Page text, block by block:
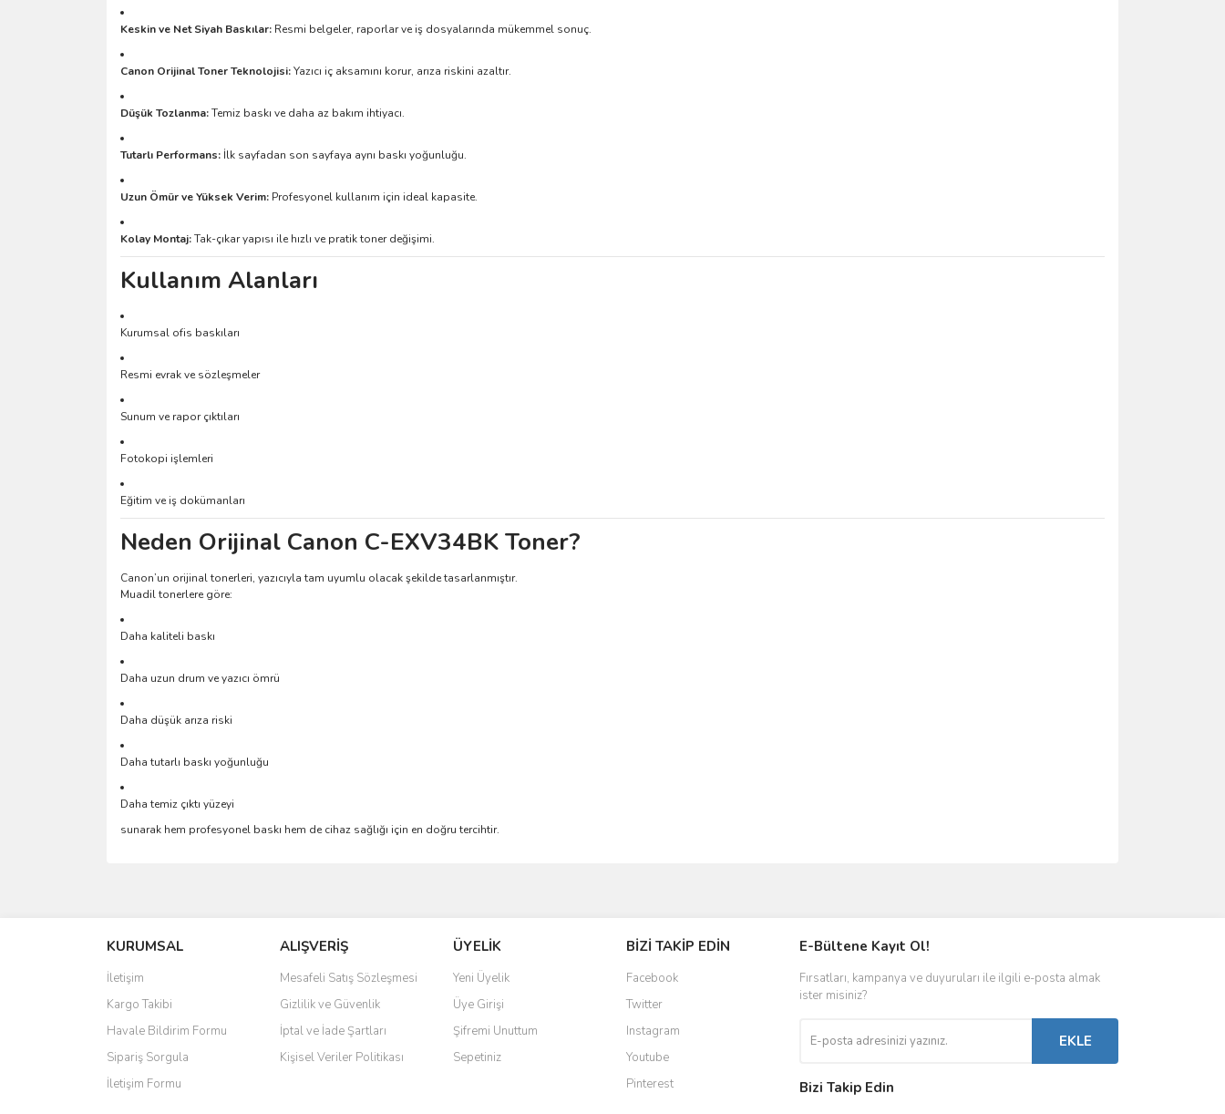
Keskin ve Net Siyah Baskılar: Resmi belgeler, raporlar ve iş dosyalarında mükemmel sonuç.
Canon Orijinal Toner Teknolojisi:Yazıcı iç aksamını korur, arıza riskini azaltır.
Düşük Tozlanma:Temiz baskı ve daha az bakım ihtiyacı.
Tutarlı Performans: İlk sayfadan son sayfaya aynı baskı yoğunluğu.
Uzun Ömür ve Yüksek Verim: Profesyonel kullanım için ideal kapasite.
Kolay Montaj:Tak-çıkar yapısı ile hızlı ve pratik toner değişimi.
Kullanım Alanları
Kurumsal ofis baskıları
Resmi evrak ve sözleşmeler
Sunum ve rapor çıktıları
Fotokopi işlemleri
Eğitim ve iş dokümanları
Neden Orijinal Canon C-EXV34BK Toner?
Canon’un orijinal tonerleri, yazıcıyla tam uyumlu olacak şekilde tasarlanmıştır.
Muadil tonerlere göre:
Daha kaliteli baskı
Daha uzun drum ve yazıcı ömrü
Daha düşük arıza riski
Daha tutarlı baskı yoğunluğu
Daha temiz çıktı yüzeyi
sunarak hem profesyonel baskı hem de cihaz sağlığı için en doğru tercihtir.
Ürün resmi kalitesiz, bozuk veya görüntülenemiyor.
Ürün açıklamasında eksik bilgiler bulunuyor.
Ürün bilgilerinde hatalar bulunuyor.
Ürün fiyatı diğer sitelerden daha pahalı.
Bu ürüne benzer farklı alternatifler olmalı.
KURUMSAL
İletişim
Kargo Takibi
Havale Bildirim Formu
Sipariş Sorgula
İletişim Formu
ALIŞVERİŞ
Mesafeli Satış Sözleşmesi
Gizlilik ve Güvenlik
İptal ve İade Şartları
Kişisel Veriler Politikası
ÜYELİK
Yeni Üyelik
Üye Girişi
Şifremi Unuttum
Sepetiniz
BİZİ TAKİP EDİN
Facebook
Twitter
Instagram
Youtube
Pinterest
E-Bültene Kayıt Ol!
Fırsatları, kampanya ve duyuruları ile ilgili e-posta almak
ister misiniz?
EKLE
Bizi Takip Edin